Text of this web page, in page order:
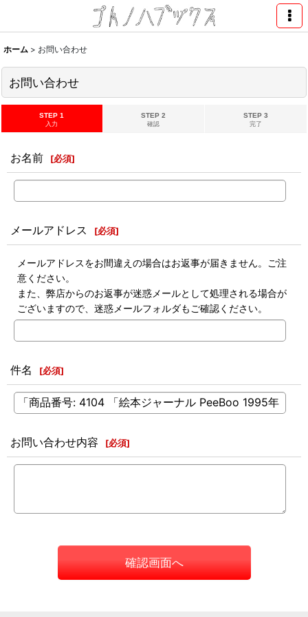
ホーム > お問い合わせ
お問い合わせ
STEP 1
入力
STEP 2
確認
STEP 3
完了
お名前 [必須]
メールアドレス [必須]
メールアドレスをお間違えの場合はお返事が届きません。ご注
意ください。
また、弊店からのお返事が迷惑メールとして処理される場合が
ございますので、迷惑メールフォルダもご確認ください。
件名 [必須]
お問い合わせ内容 [必須]
確認画面へ